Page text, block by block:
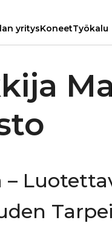
yritysKoneetTyökalu
–